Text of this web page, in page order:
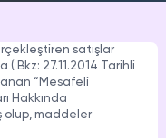
SEO
satışlar
Bkz: 27.11.2014 Tarihli
“Mesafeli
Hakkında
olup, maddeler